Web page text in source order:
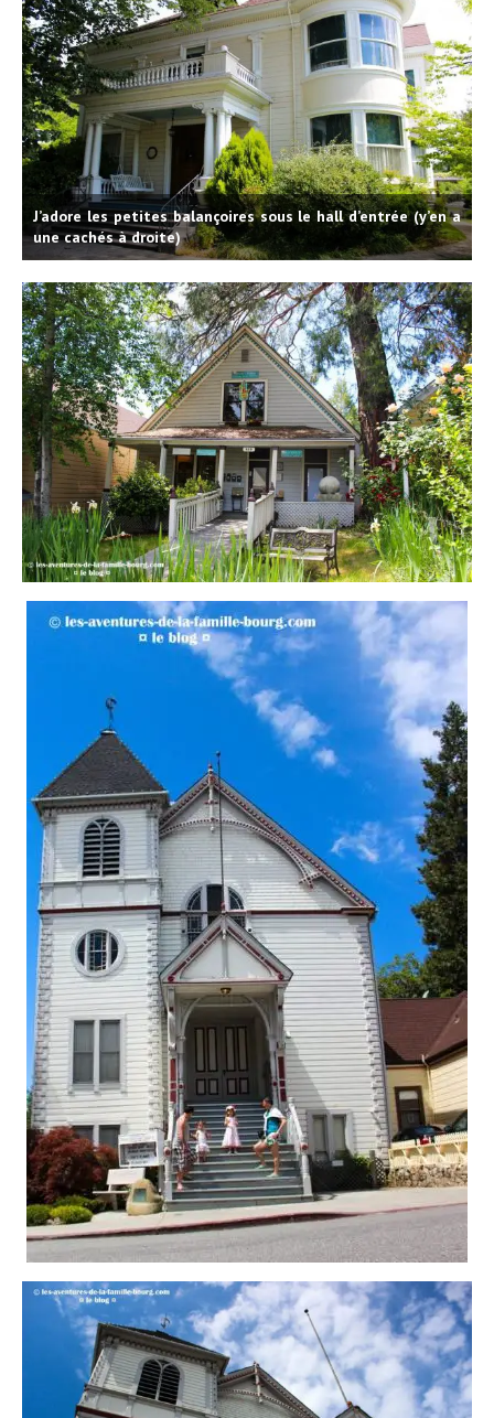
J’adore les petites balançoires sous le hall d’entrée (y’en a
une cachés à droite)